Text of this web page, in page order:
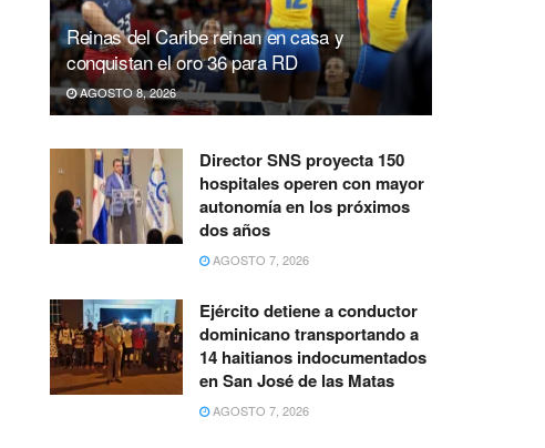
Reinas del Caribe reinan en casa y
conquistan el oro 36 para RD
AGOSTO 8, 2026
Director SNS proyecta 150
hospitales operen con mayor
autonomía en los próximos
dos años
AGOSTO 7, 2026
Ejército detiene a conductor
dominicano transportando a
14 haitianos indocumentados
en San José de las Matas
AGOSTO 7, 2026